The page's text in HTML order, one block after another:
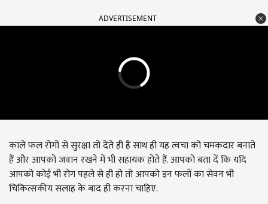
ADVERTISEMENT
कालेफल रोगों से सुरक्षा तो देते ही हैं साथ ही यह त्वचा को चमकदार बनाते
हैं और आपको जवान रखने में भी सहायक होते हैं. आपको बता दें कि यदि
आपको कोई भी रोग पहले से ही हो तो आपको इन फलों का सेवन भी
चिकित्सकीय सलाह के बाद ही करना चाहिए.